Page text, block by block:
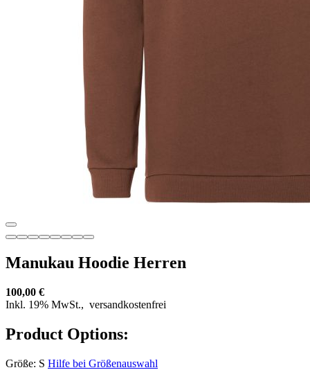
Manukau Hoodie Herren
100,00 €
Inkl. 19% MwSt., versandkostenfrei
Product Options:
Größe: S Hilfe bei Größenauswahl